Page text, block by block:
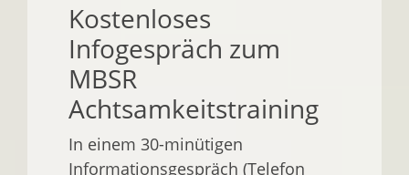
Kostenloses
Infogespräch zum
MBSR
Achtsamkeitstraining
In einem 30-minütigen
Informationsgespräch (Telefon